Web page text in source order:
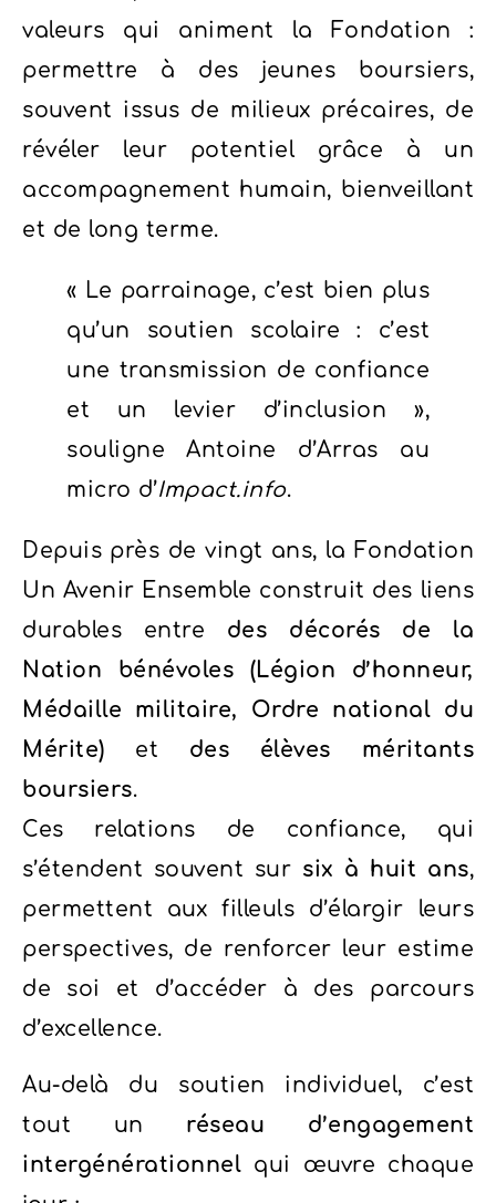
valeurs qui animent la Fondation :
permettre à des jeunes boursiers,
souvent issus de milieux précaires, de
révéler leur potentiel grâce à un
accompagnement humain, bienveillant
et de long terme.
« Le parrainage, c’est bien plus
qu’un soutien scolaire : c’est
une transmission de confiance
et un levier d’inclusion »,
souligne Antoine d’Arras au
micro d’Impact.info.
Depuis près de vingt ans, la Fondation
Un Avenir Ensemble construit des liens
durables entre des décorés de la
Nation bénévoles (Légion d’honneur,
Médaille militaire, Ordre national du
Mérite) et des élèves méritants
boursiers.
Ces relations de confiance, qui
s’étendent souvent sur six à huit ans,
permettent aux filleuls d’élargir leurs
perspectives, de renforcer leur estime
de soi et d’accéder à des parcours
d’excellence.
Au-delà du soutien individuel, c’est
tout un réseau d’engagement
intergénérationnel qui œuvre chaque